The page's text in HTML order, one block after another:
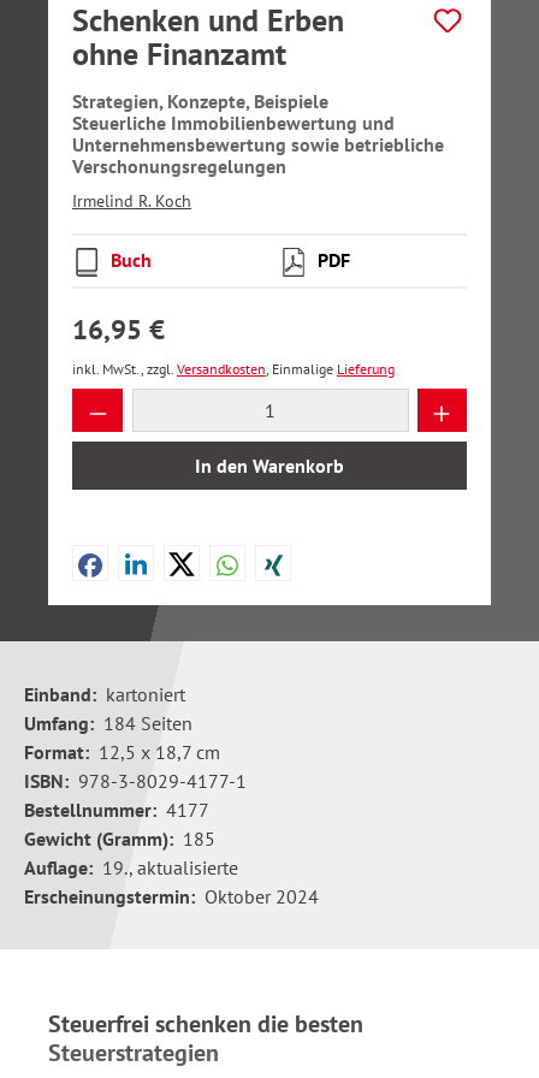
Schenken und Erben
ohne Finanzamt
Strategien, Konzepte, Beispiele
Steuerliche Immobilienbewertung und
Unternehmensbewertung sowie betriebliche
Verschonungsregelungen
Irmelind R. Koch
Buch PDF
16,95 €
inkl. MwSt., zzgl. Versandkosten, Einmalige Lieferung
Produkt Anzahl: Gib den gewünschten
In den Warenkorb
Einband: kartoniert
Umfang: 184 Seiten
Format: 12,5 x 18,7 cm
ISBN: 978-3-8029-4177-1
Bestellnummer: 4177
Gewicht (Gramm): 185
Auflage: 19., aktualisierte
Erscheinungstermin: Oktober 2024
Steuerfrei schenken die besten
Steuerstrategien